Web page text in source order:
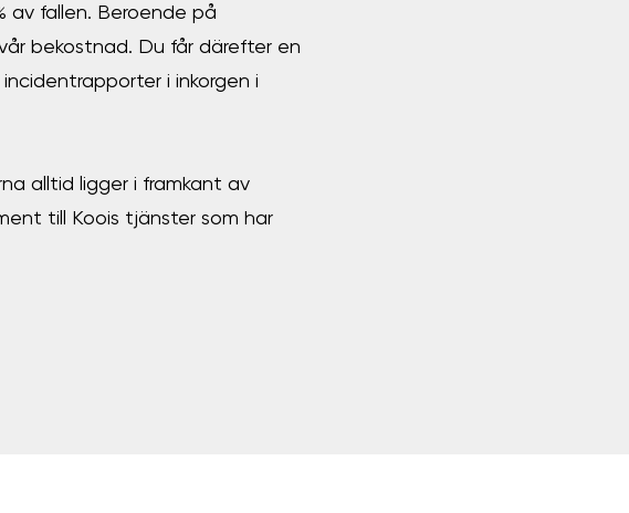
av fallen. Beroende på
bekostnad. Du får därefter en
i inkorgen i
alltid ligger i framkant av
till Koois tjänster som har